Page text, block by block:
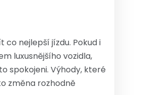
co nejlepší jízdu. Pokud i
luxusnějšího vozidla,
spokojeni. Výhody, které
změna rozhodně